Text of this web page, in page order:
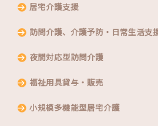
居宅介護支援
訪問介護、介護予防・日常生活支
夜間対応型訪問介護
福祉用具貸与・販売
小規模多機能型居宅介護